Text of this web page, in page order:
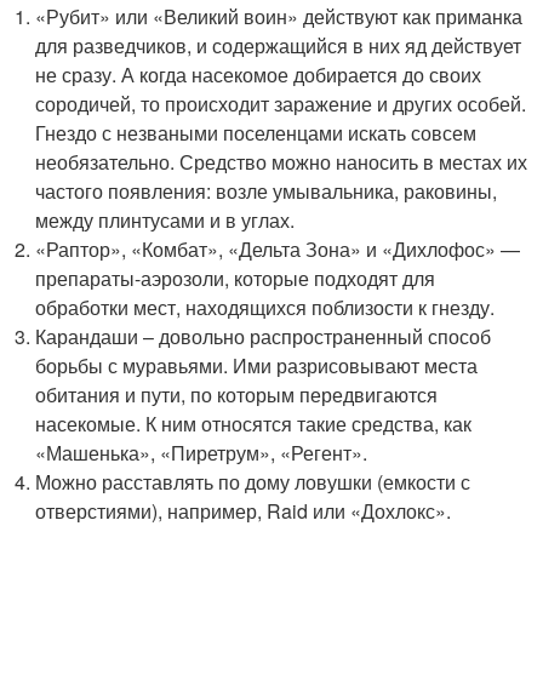
«Рубит» или «Великий воин» действуют как приманка
для разведчиков, и содержащийся в них яд действует
не сразу. А когда насекомое добирается до своих
сородичей, то происходит заражение и других особей.
Гнездо с незваными поселенцами искать совсем
необязательно. Средство можно наносить в местах их
частого появления: возле умывальника, раковины,
между плинтусами и в углах.
«Раптор», «Комбат», «Дельта Зона» и «Дихлофос» —
препараты-аэрозоли, которые подходят для
обработки мест, находящихся поблизости к гнезду.
Карандаши – довольно распространенный способ
борьбы с муравьями. Ими разрисовывают места
обитания и пути, по которым передвигаются
насекомые. К ним относятся такие средства, как
«Машенька», «Пиретрум», «Регент».
Можно расставлять по дому ловушки (емкости с
отверстиями), например, Raid или «Дохлокс».